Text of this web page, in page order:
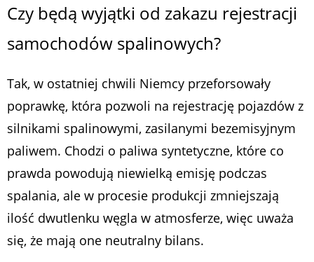
Czy będą wyjątki od zakazu rejestracji
samochodów spalinowych?
Tak, w ostatniej chwili Niemcy przeforsowały
poprawkę, która pozwoli na rejestrację pojazdów z
silnikami spalinowymi, zasilanymi bezemisyjnym
paliwem. Chodzi o paliwa syntetyczne, które co
prawda powodują niewielką emisję podczas
spalania, ale w procesie produkcji zmniejszają
ilość dwutlenku węgla w atmosferze, więc uważa
się, że mają one neutralny bilans.